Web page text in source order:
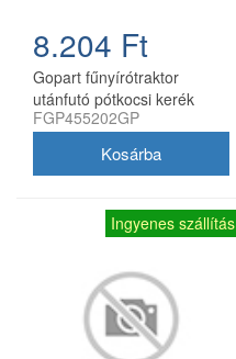
8.204 Ft
Gopart fűnyírótraktor
utánfutó pótkocsi kerék
4.80/4.00-8, 8 col, 16 mm
FGP455202GP
Ingyenes szállítás